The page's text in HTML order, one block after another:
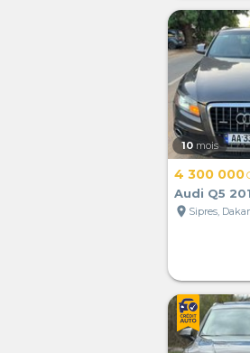
10 mois
4 300 000
Audi Q5
location_on Sipres,